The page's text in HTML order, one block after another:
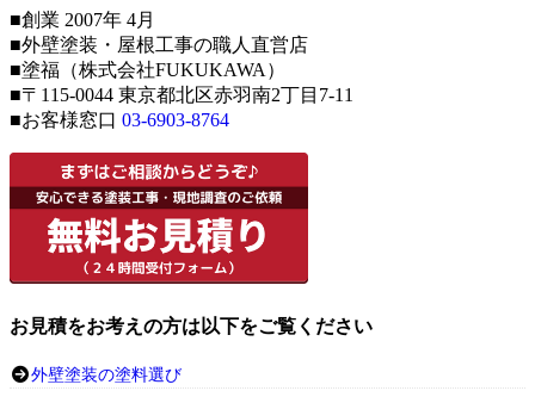
■創業 2007年 4月
■外壁塗装・屋根工事の職人直営店
■塗福（株式会社FUKUKAWA）
■〒115-0044 東京都北区赤羽南2丁目7-11
■お客様窓口 03-6903-8764
お見積をお考えの方は以下をご覧ください
外壁塗装の塗料選び